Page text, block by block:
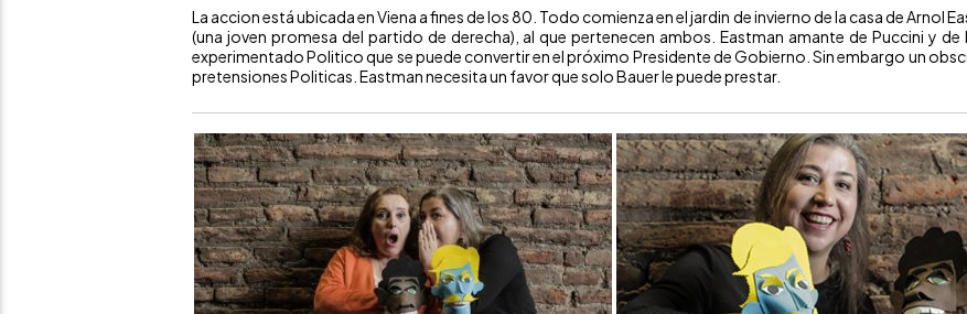
La accion está ubicada en Viena a fines de los 80. Todo comienza en el jardin de invierno de la casa de Arnol
(una joven promesa del partido de derecha), al que pertenecen ambos. Eastman amante de Puccini y
experimentado Politico que se puede convertir en el próximo Presidente de Gobierno. Sin embargo un
pretensiones Politicas. Eastman necesita un favor que solo Bauer le puede prestar.